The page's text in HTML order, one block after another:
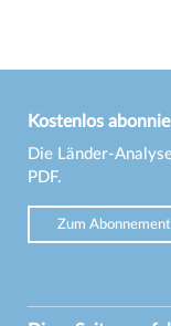
Kostenlos
Die Länder-
PDF.
Zum Abonnement